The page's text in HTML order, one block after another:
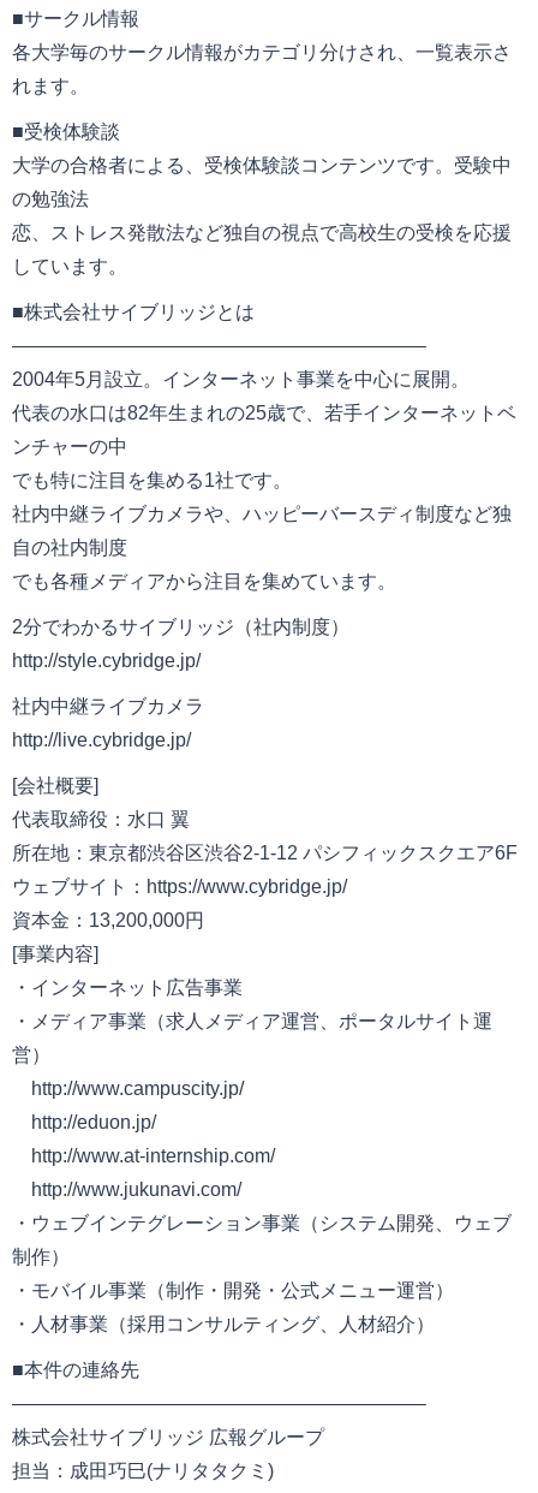
■サークル情報
各大学毎のサークル情報がカテゴリ分けされ、一覧表示さ
れます。
■受検体験談
大学の合格者による、受検体験談コンテンツです。受験中
の勉強法
恋、ストレス発散法など独自の視点で高校生の受検を応援
しています。
■株式会社サイブリッジとは
—————————————————————–
2004年5月設立。インターネット事業を中心に展開。
代表の水口は82年生まれの25歳で、若手インターネットベ
ンチャーの中
でも特に注目を集める1社です。
社内中継ライブカメラや、ハッピーバースディ制度など独
自の社内制度
でも各種メディアから注目を集めています。
2分でわかるサイブリッジ（社内制度）
http://style.cybridge.jp/
社内中継ライブカメラ
http://live.cybridge.jp/
[会社概要]
代表取締役：水口 翼
所在地：東京都渋谷区渋谷2-1-12 パシフィックスクエア6F
ウェブサイト：https://www.cybridge.jp/
資本金：13,200,000円
[事業内容]
・インターネット広告事業
・メディア事業（求人メディア運営、ポータルサイト運
営）
http://www.campuscity.jp/
http://eduon.jp/
http://www.at-internship.com/
http://www.jukunavi.com/
・ウェブインテグレーション事業（システム開発、ウェブ
制作）
・モバイル事業（制作・開発・公式メニュー運営）
・人材事業（採用コンサルティング、人材紹介）
■本件の連絡先
—————————————————————–
株式会社サイブリッジ 広報グループ
担当：成田巧巳(ナリタタクミ)